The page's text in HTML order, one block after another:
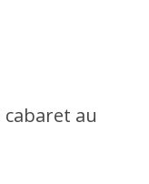
cabaret au